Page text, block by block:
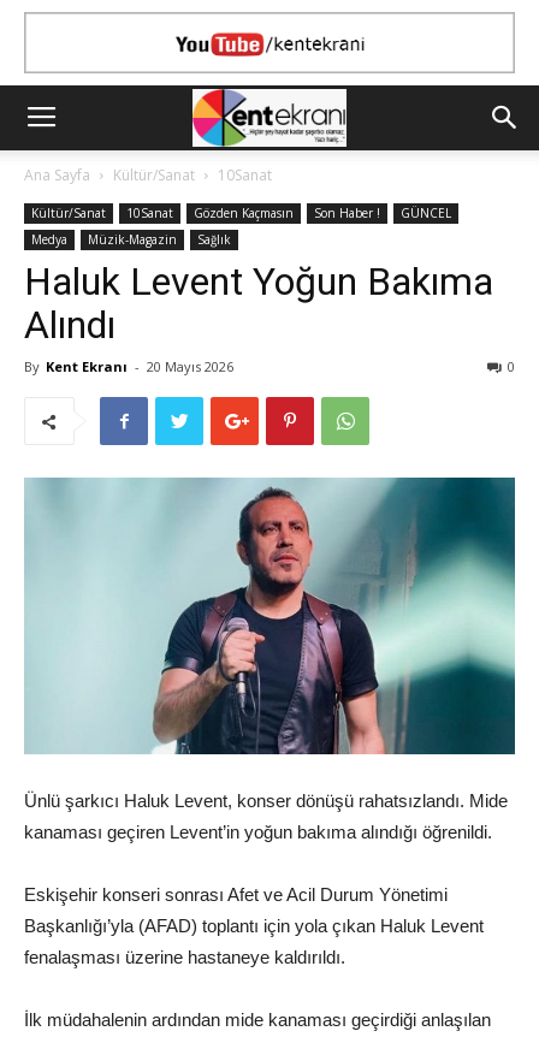
Ana Sayfa Kültür/Sanat 10Sanat
Kültür/Sanat 10Sanat Gözden Kaçmasın Son Haber !
GÜNCEL
Medya
Müzik-Magazin Sağlık
Haluk Levent Yoğun Bakıma
Alındı
By Kent Ekranı - 20 Mayıs 2026 0
Ünlü şarkıcı Haluk Levent, konser dönüşü rahatsızlandı. Mide
kanaması geçiren Levent’in yoğun bakıma alındığı öğrenildi.
Eskişehir konseri sonrası Afet ve Acil Durum Yönetimi
Başkanlığı’yla (AFAD) toplantı için yola çıkan Haluk Levent
fenalaşması üzerine hastaneye kaldırıldı.
İlk müdahalenin ardından mide kanaması geçirdiği anlaşılan